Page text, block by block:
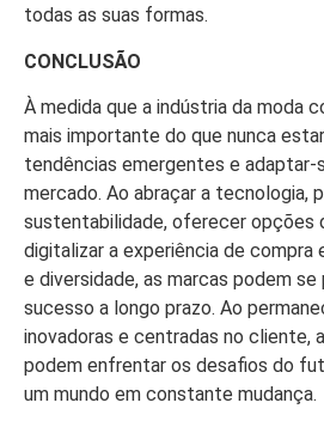
todas as suas formas.
CONCLUSÃO
À medida que a indústria da moda
mais importante do que nunca
tendências emergentes e adaptar-
mercado. Ao abraçar a tecnologia,
sustentabilidade, oferecer opções
digitalizar a experiência de compra
e diversidade, as marcas podem se
sucesso a longo prazo. Ao
inovadoras e centradas no cliente,
podem enfrentar os desafios do
um mundo em constante mudança.